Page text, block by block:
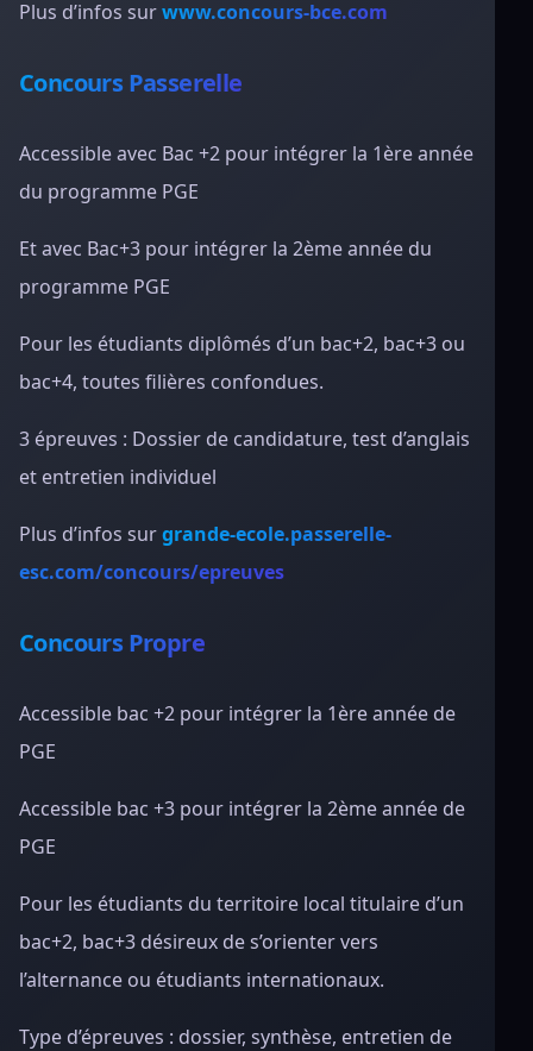
Plus d’infos surwww.concours-bce.com
Concours Passerelle
Accessible avec Bac +2 pour intégrer la 1ère année
du programme PGE
Et avec Bac+3 pour intégrer la 2ème année du
programme PGE
Pour les étudiants diplômés d’un bac+2, bac+3 ou
bac+4, toutes filières confondues.
3 épreuves : Dossier de candidature, test d’anglais
et entretien individuel
Plus d’infos surgrande-ecole.passerelle-
esc.com/concours/epreuves
Concours Propre
Accessible bac +2 pour intégrer la 1ère année de
PGE
Accessible bac +3 pour intégrer la 2ème année de
PGE
Pour les étudiants du territoire local titulaire d’un
bac+2, bac+3 désireux de s’orienter vers
l’alternance ou étudiants internationaux.
Type d’épreuves : dossier, synthèse, entretien de